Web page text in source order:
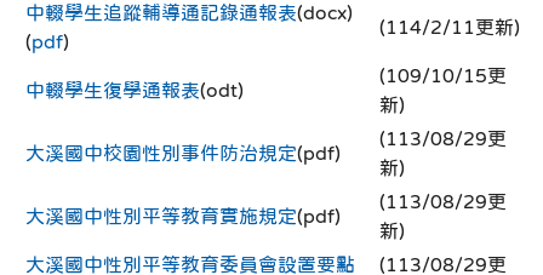
中輟學生追蹤輔導通記錄通報表(docx)
(pdf)
(114/2/11更新)
中輟學生復學通報表(odt)
(109/10/15更
新)
大溪國中校園性別事件防治規定(pdf)
(113/08/29更
新)
大溪國中性別平等教育實施規定(pdf)
(113/08/29更
新)
大溪國中性別平等教育委員會設置要點
(113/08/29更